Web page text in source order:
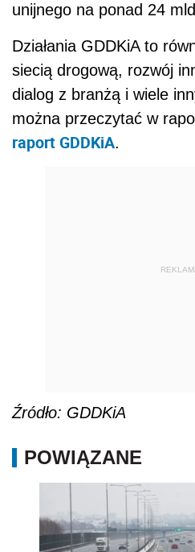
unijnego na ponad 24 mld
Działania GDDKiA to
siecią drogową, rozwój
dialog z branżą i wiele
można przeczytać w
raport GDDKiA.
Źródło: GDDKiA
POWIĄZANE